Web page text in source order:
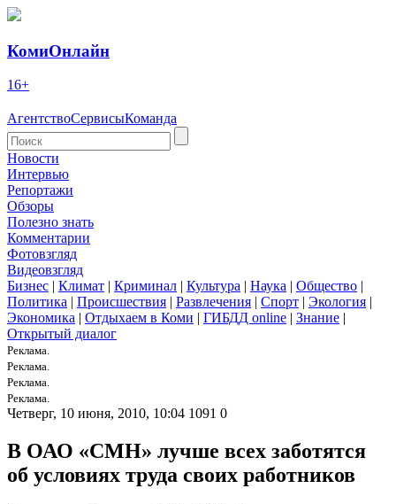
КомиОнлайн
16+
АгентствоСервисыКоманда
Новости
Интервью
Репортажи
Обзоры
Полезно знать
Комментарии
Фотовзгляд
Видеовзгляд
Бизнес | Климат | Криминал | Культура | Наука | Общество |
Политика | Происшествия | Развлечения | Спорт | Экология |
Экономика | Отдыхаем в Коми | ГИБДД online | Знание |
Открытый диалог
Реклама.
Реклама.
Реклама.
Реклама.
Четверг, 10 июня, 2010, 10:04 1091 0
В ОАО «СМН» лучше всех заботятся
об условиях труда своих работников